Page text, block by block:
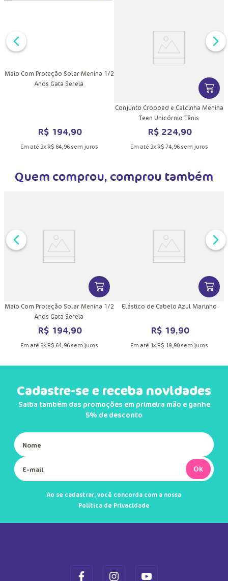
Maio Com Proteção Solar Menina 1/2
Anos Gata Sereia
R$ 194,90
Em até 3x R$ 64, 96sem juros
VER
Conjunto Cropped e Calcinha Menina
Teen Unicórnio Tênis
R$ 224,90
Em até 3x R$ 74,96sem juros
Quem comprou, comprou também
INFORMAÇÕES DO PRODUTOVER MAIS INFORMAÇÕES DO
Maio Com Proteção Solar Menina 1/2
Anos Gata Sereia
R$ 194,90
Em até 3x R$ 64,96sem juros
VER
Elástico de Cabelo Azul Marinho
R$ 19,90
Em até 1x R$ 19,90sem juros
Cadastre-se e receba novidades
Saiba também das promoções em primeira mão e ganhe
5% de desconto
Ok
Ao se cadastrar, você concorda com a nossa
Política de Privacidade